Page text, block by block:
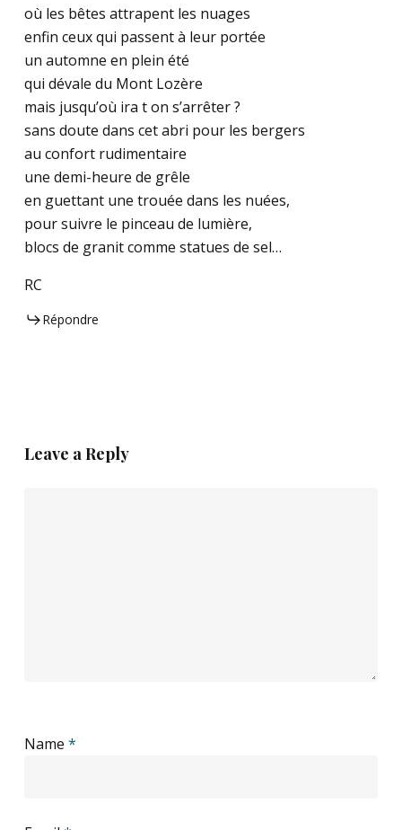
où les bêtes attrapent les nuages
enfin ceux qui passent à leur portée
un automne en plein été
qui dévale du Mont Lozère
mais jusqu’où ira t on s’arrêter ?
sans doute dans cet abri pour les bergers
au confort rudimentaire
une demi-heure de grêle
en guettant une trouée dans les nuées,
pour suivre le pinceau de lumière,
blocs de granit comme statues de sel…
RC
Répondre
Leave a Reply
Name *